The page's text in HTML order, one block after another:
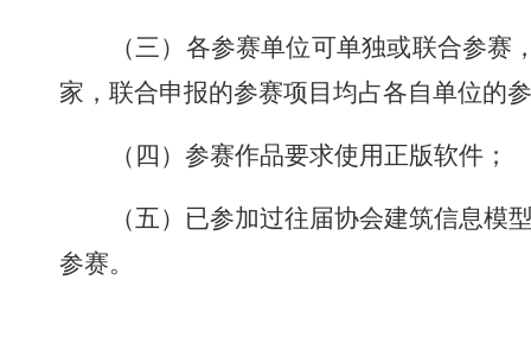
（三）各参赛单位可单独或联合参赛
家，联合申报的参赛项目均占各自单位的
（ 四 ）参赛作品要求使用正版软件 ；
（五）已参加过往届协会建筑信息模
参赛。